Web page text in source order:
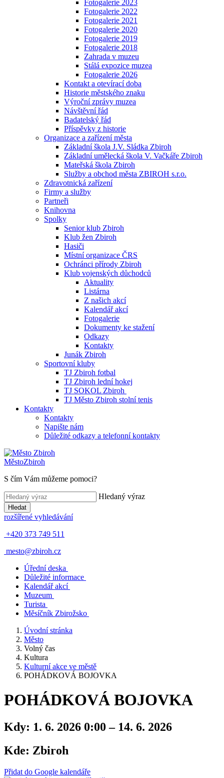
Fotogalerie 2023
Fotogalerie 2022
Fotogalerie 2021
Fotogalerie 2020
Fotogalerie 2019
Fotogalerie 2018
Zahrada v muzeu
Stálá expozice muzea
Fotogalerie 2026
Kontakt a otevírací doba
Historie městského znaku
Výroční zprávy muzea
Návštěvní řád
Badatelský řád
Příspěvky z historie
Organizace a zařízení města
Základní škola J.V. Sládka Zbiroh
Základní umělecká škola V. Vačkáře Zbiroh
Mateřská škola Zbiroh
Služby a obchod města ZBIROH s.r.o.
Zdravotnická zařízení
Firmy a služby
Partneři
Knihovna
Spolky
Senior klub Zbiroh
Klub žen Zbiroh
Hasiči
Místní organizace ČRS
Ochránci přírody Zbiroh
Klub vojenských důchodců
Aktuality
Listárna
Z našich akcí
Kalendář akcí
Fotogalerie
Dokumenty ke stažení
Odkazy
Kontakty
Junák Zbiroh
Sportovní kluby
TJ Zbiroh fotbal
TJ Zbiroh lední hokej
TJ SOKOL Zbiroh
TJ Město Zbiroh stolní tenis
Kontakty
Kontakty
Napište nám
Důležité odkazy a telefonní kontakty
MěstoZbiroh
S čím Vám můžeme pomoci?
Hledaný výraz
Hledat
rozšířené vyhledávání
+420 373 749 511
mesto@zbiroh.cz
Úřední deska
Důležité informace
Kalendář akcí
Muzeum
Turista
Měsíčník Zbirožsko
Úvodní stránka
Město
Volný čas
Kultura
Kulturní akce ve městě
POHÁDKOVÁ BOJOVKA
POHÁDKOVÁ BOJOVKA
Kdy: 1. 6. 2026 0:00 – 14. 6. 2026
Kde: Zbiroh
Přidat do Google kalendáře